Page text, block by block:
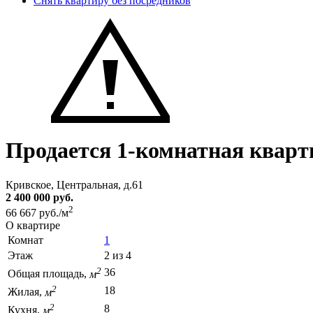
Продается 1-комнатная
Кривское, Центральная, д.61
2 400 000 руб.
66 667 руб./м2
О квартире
Комнат
1
Этаж
2 из 4
Общая площадь, м2 36
Жилая, м2
18
Кухня, м2 8